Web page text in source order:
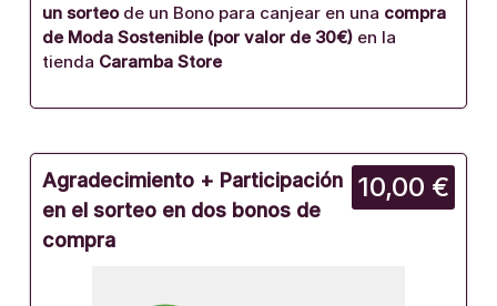
un sorteode un Bono para canjear en una compra
de Moda Sostenible (por valor de 30€) en la
tienda Caramba Store
10,00 €
Agradecimiento + Participación
en el sorteo en dos bonos de
compra